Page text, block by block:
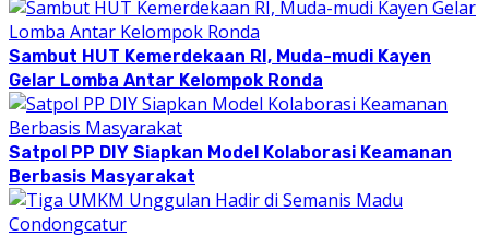
Sambut HUT Kemerdekaan RI, Muda-mudi Kayen
Gelar Lomba Antar Kelompok Ronda
Satpol PP DIY Siapkan Model Kolaborasi Keamanan
Berbasis Masyarakat